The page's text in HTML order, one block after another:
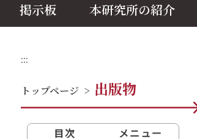
掲示板 本研究所の紹介
:::
トップページ > 出版物
目次 メニュー